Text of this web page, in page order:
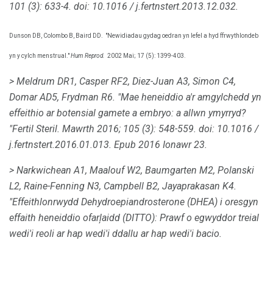
101 (3): 633-4. doi: 10.1016 / j.fertnstert.2013.12.032.
Dunson DB, Colombo B, Baird DD. "Newidiadau gydag oedran yn lefel a hyd ffrwythlondeb
yn y cylch menstrual."Hum Reprod. 2002 Mai; 17 (5): 1399-403.
> Meldrum DR1, Casper RF2, Diez-Juan A3, Simon C4,
Domar AD5, Frydman R6. "Mae heneiddio a'r amgylchedd yn
effeithio ar botensial gamete a embryo: a allwn ymyrryd?
"Fertil Steril. Mawrth 2016; 105 (3): 548-559. doi: 10.1016 /
j.fertnstert.2016.01.013. Epub 2016 Ionawr 23.
> Narkwichean A1, Maalouf W2, Baumgarten M2, Polanski
L2, Raine-Fenning N3, Campbell B2, Jayaprakasan K4.
"Effeithlonrwydd Dehydroepiandrosterone (DHEA) i oresgyn
effaith heneiddio ofarļaidd (DITTO): Prawf o egwyddor treial
wedi'i reoli ar hap wedi'i ddallu ar hap wedi'i bacio.